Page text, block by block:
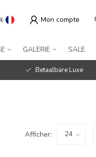
Mon compte
GALERIE SALE
Betaalbare Luxe
Afficher: